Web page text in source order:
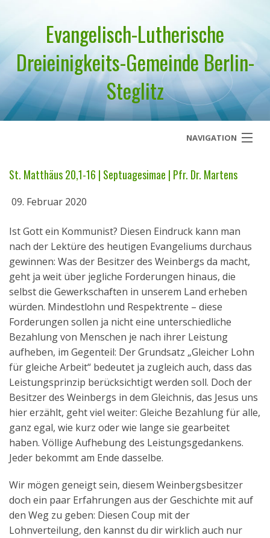
Evangelisch-Lutherische
Dreieinigkeits-Gemeinde Berlin-
Steglitz
NAVIGATION
Über uns
Geistliches Wort
Termine
Aktuelles
Kontakt
English
St. Matthäus 20,1-16 | Septuagesimae | Pfr. Dr. Martens
09. Februar 2020
Ist Gott ein Kommunist? Diesen Eindruck kann man
nach der Lektüre des heutigen Evangeliums durchaus
gewinnen: Was der Besitzer des Weinbergs da macht,
geht ja weit über jegliche Forderungen hinaus, die
selbst die Gewerkschaften in unserem Land erheben
würden. Mindestlohn und Respektrente – diese
Forderungen sollen ja nicht eine unterschiedliche
Bezahlung von Menschen je nach ihrer Leistung
aufheben, im Gegenteil: Der Grundsatz „Gleicher Lohn
für gleiche Arbeit“ bedeutet ja zugleich auch, dass das
Leistungsprinzip berücksichtigt werden soll. Doch der
Besitzer des Weinbergs in dem Gleichnis, das Jesus uns
hier erzählt, geht viel weiter: Gleiche Bezahlung für alle,
ganz egal, wie kurz oder wie lange sie gearbeitet
haben. Völlige Aufhebung des Leistungsgedankens.
Jeder bekommt am Ende dasselbe.
Wir mögen geneigt sein, diesem Weinbergsbesitzer
doch ein paar Erfahrungen aus der Geschichte mit auf
den Weg zu geben: Diesen Coup mit der
Lohnverteilung, den kannst du dir wirklich auch nur